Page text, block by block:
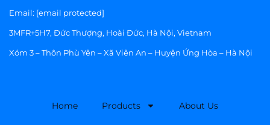
Email: [email protected]
3MFR+5H7, Đức Thượng, Hoài Đức, Hà Nội, Vietnam
Xóm 3 – Thôn Phù Yên – Xã Viên An – Huyện Ứng Hòa – Hà Nội
Home Products About Us